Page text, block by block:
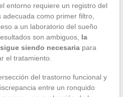
entorno requiere un registro del
como primer filtro,
a un laboratorio del sueño
son ambiguos, la
siendo necesariapara
el tratamiento.
del trastorno funcional y
entre un ronquido